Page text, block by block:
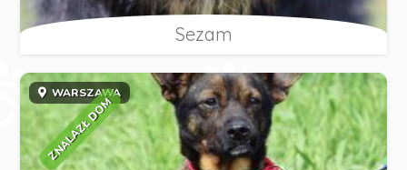
Sezam
WARSZAWA
ZNALAZŁ DOM